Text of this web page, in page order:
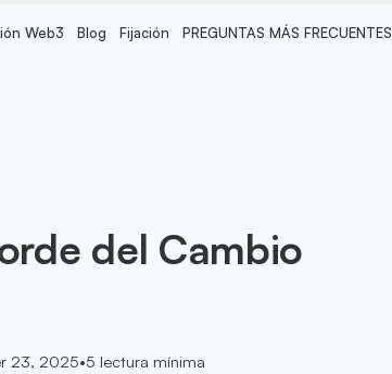
Web3 Blog Fijación PREGUNTAS MÁS FRECUENTES
del Cambio
23, 2025•5 lectura mínima